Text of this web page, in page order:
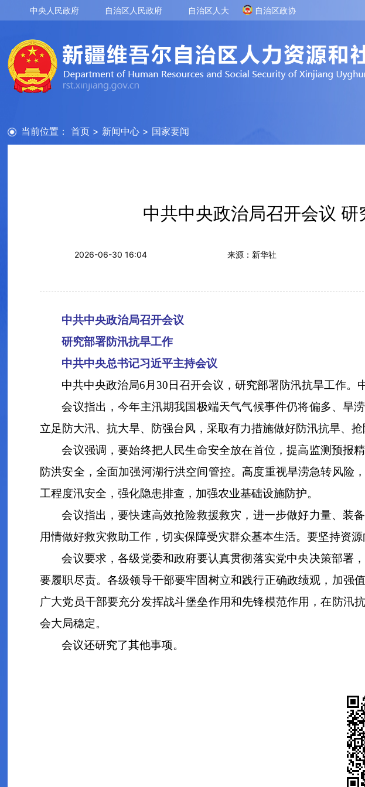
中央人民政府 自治区人民政府 自治区人大 自治区政协
当前位置： 首页 > 新闻中心 > 国家要闻
中共中央政治局召开会议
2026-06-30 16:04 来源：新华社
中共中央政治局召开会议
研究部署防汛抗旱工作
中共中央总书记习近平主持会议
中共中央政治局6月30日召开会议，研究部署防汛抗旱工作。
会议指出，今年主汛期我国极端天气气候事件仍将偏多、旱
立足防大汛、抗大旱、防强台风，采取有力措施做好防汛抗旱、抢
会议强调，要始终把人民生命安全放在首位，提高监测预报
防洪安全，全面加强河湖行洪空间管控。高度重视旱涝急转风险
工程度汛安全，强化隐患排查，加强农业基础设施防护。
会议指出，要快速高效抢险救援救灾，进一步做好力量、装
用情做好救灾救助工作，切实保障受灾群众基本生活。要坚持资
会议要求，各级党委和政府要认真贯彻落实党中央决策部署
要履职尽责。各级领导干部要牢固树立和践行正确政绩观，加强
广大党员干部要充分发挥战斗堡垒作用和先锋模范作用，在防汛
会大局稳定。
会议还研究了其他事项。